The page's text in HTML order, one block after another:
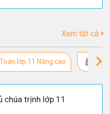
Xem tất cả
Toán lớp 11 Nâng cao
chúa trịnh lớp 11